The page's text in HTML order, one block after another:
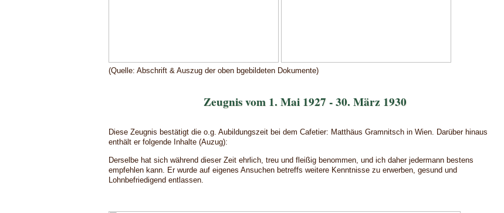
(Quelle: Abschrift & Auszug der oben bgebildeten Dokumente)
Zeugnis vom 1. Mai 1927 - 30. März 1930
Diese Zeugnis bestätigt die o.g. Aubildungszeit bei dem Cafetier: Matthäus Gramnitsch in Wien. Darüber hinaus
enthält er folgende Inhalte (Auzug):
Derselbe hat sich während dieser Zeit ehrlich, treu und fleißig benommen, und ich daher jedermann bestens
empfehlen kann. Er wurde auf eigenes Ansuchen betreffs weitere Kenntnisse zu erwerben, gesund und
Lohnbefriedigend entlassen.